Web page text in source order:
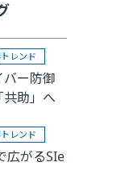
レンド
ー防御
助」へ
レンド
広がるSIe